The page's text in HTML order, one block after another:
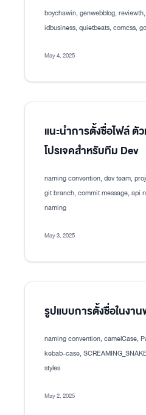
boychawin, genwebblog,
idbusiness, quietbeats, comcss,
May 4, 2025
แนะนำการตั้งชื่อไฟล์ ตัว
โปรเจคสำหรับทีม Dev
naming convention, dev team,
git branch, commit message, api
naming
May 3, 2025
รูปแบบการตั้งชื่อในงา
naming convention, camelCase,
kebab-case,
styles
May 2, 2025